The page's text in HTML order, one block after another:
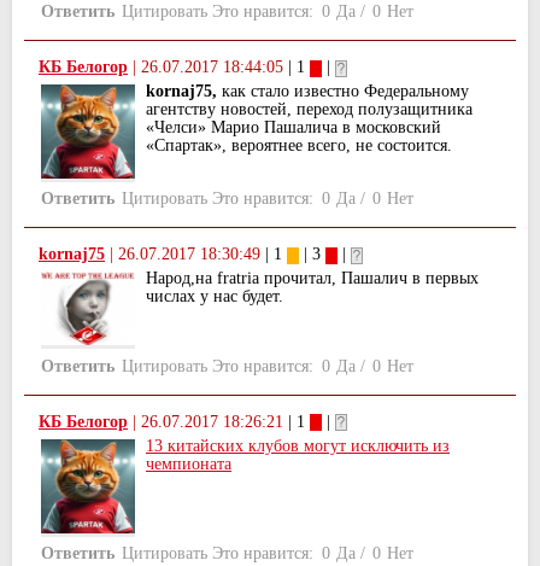
Ответить Цитировать Это нравится: 0 Да / 0 Нет
КБ Белогор 26.07.2017 18:44:05 | 1
kornaj75, как стало известно Федеральному
агентству новостей, переход полузащитника
«Челси» Марио Пашалича в московский
«Спартак», вероятнее всего, не состоится.
Ответить Цитировать Это нравится: 0 Да / 0 Нет
kornaj75 26.07.2017 18:30:49 | 1 | 3
Народ,на fratria прочитал, Пашалич в первых
числах у нас будет.
Ответить Цитировать Это нравится: 0 Да / 0 Нет
КБ Белогор | 26.07.2017 18:26:21 | 1
|
13 китайских клубов могут исключить из
чемпионата
Ответить Цитировать Это нравится: 0 Да / 0 Нет